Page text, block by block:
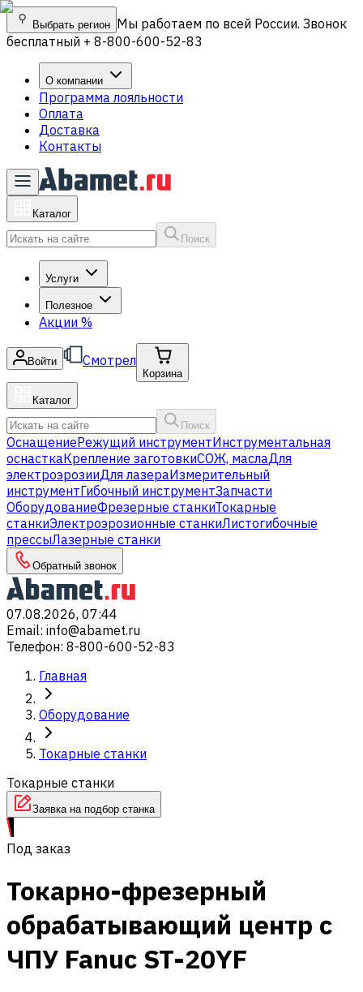
Выбрать регион Мы работаем по всей России. Звонок
бесплатный + 8-800-600-52-83
О компании
Программа лояльности
Оплата
Доставка
Контакты
Каталог
Поиск
Услуги
Полезное
Акции %
Войти Смотрел
Корзина
Каталог
Поиск
ОснащениеРежущий инструментИнструментальная
оснасткаКрепление заготовкиСОЖ, маслаДля
электроэрозииДля лазераИзмерительный
инструментГибочный инструментЗапчасти
ОборудованиеФрезерные станкиТокарные
станкиЭлектроэрозионные станкиЛистогибочные
прессыЛазерные станки
Обратный звонок
07.08.2026, 07:44
Email: info@abamet.ru
Телефон: 8-800-600-52-83
Главная
Оборудование
Токарные станки
Токарные станки
Заявка на подбор станка
Под заказ
Токарно-фрезерный
обрабатывающий центр с
ЧПУ Fanuc ST-20YF